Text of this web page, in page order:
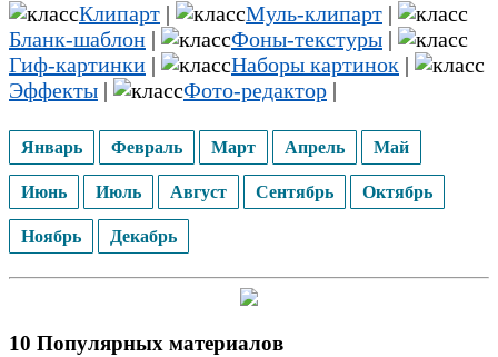
Клипарт | Муль-клипарт |
Бланк-шаблон | Фоны-текстуры |
Гиф-картинки | Наборы картинок |
Эффекты | Фото-редактор |
Январь Февраль Март Апрель Май
Июнь Июль Август Сентябрь Октябрь
Ноябрь Декабрь
10 Популярных материалов